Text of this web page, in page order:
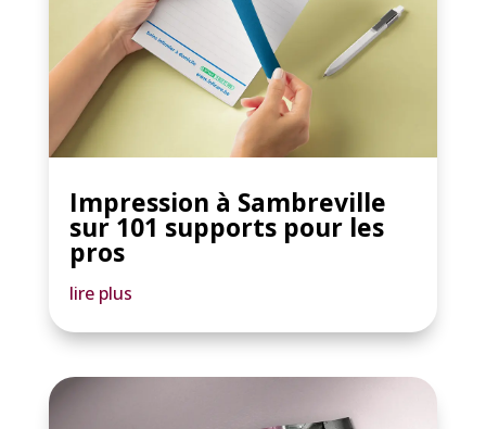
Impression à Sambreville
sur 101 supports pour les
pros
lire plus